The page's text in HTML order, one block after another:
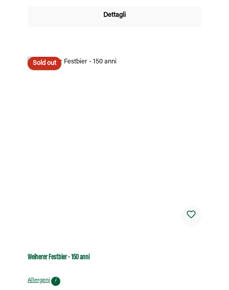
Dettagli
Sold out
Weiherer Festbier - 150 anni
Allergeni i